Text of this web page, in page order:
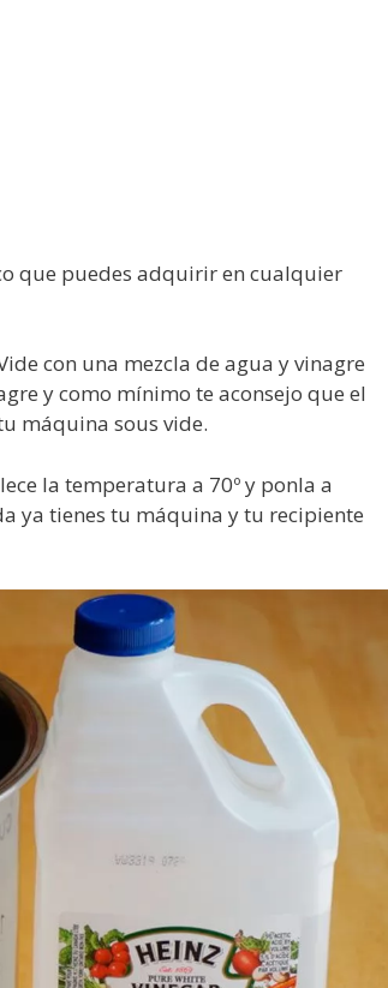
que puedes adquirir en cualquier
con una mezcla de agua y vinagre
y como mínimo te aconsejo que el
máquina sous vide.
la temperatura a 70º y ponla a
ya tienes tu máquina y tu recipiente